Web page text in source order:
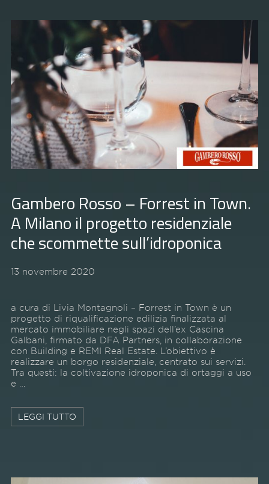
Gambero Rosso – Forrest in Town.
A Milano il progetto residenziale
che scommette sull’idroponica
13 novembre 2020
a cura di Livia Montagnoli – Forrest in Town è un
progetto di riqualificazione edilizia finalizzata al
mercato immobiliare negli spazi dell’ex Cascina
Galbani, firmato da DFA Partners, in collaborazione
con Building e REMI Real Estate. L’obiettivo è
realizzare un borgo residenziale, centrato sui servizi.
Tra questi: la coltivazione idroponica di ortaggi a uso
e …
LEGGI TUTTO